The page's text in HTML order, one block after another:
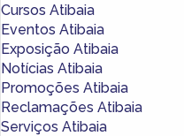
Cursos Atibaia
Eventos Atibaia
Exposição Atibaia
Notícias Atibaia
Promoções Atibaia
Reclamações Atibaia
Serviços Atibaia